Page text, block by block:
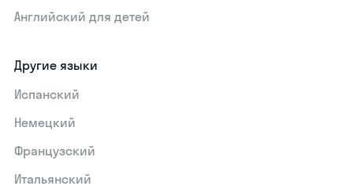
Английский для детей
Другие языки
Испанский
Немецкий
Французский
Итальянский